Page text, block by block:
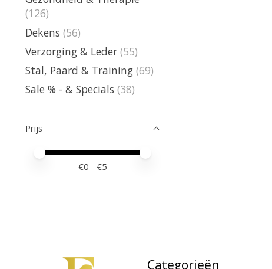
(126)
Dekens (56)
Verzorging & Leder (55)
Stal, Paard & Training (69)
Sale % - & Specials (38)
Prijs
Minimale prijswaarde
Price maximum value
€0 - €5
Categorieën